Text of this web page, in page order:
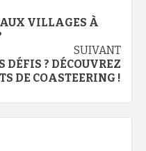
VILLAGES À
SUIVANT
DÉFIS ? DÉCOUVREZ
DE COASTEERING !